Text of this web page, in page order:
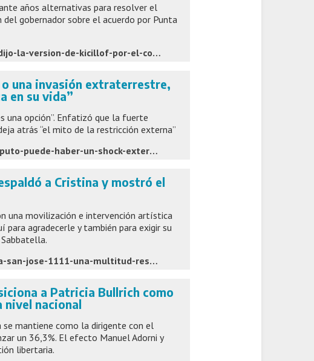
años alternativas para resolver el
gobernador sobre el acuerdo por Punta
https://infocronos.com.ar/nota/56005/abad-contradijo-la-version-de-kicillof-por-el-conflicto-de-punta-mogotes/
o una invasión extraterrestre,
en su vida”
una opción”. Enfatizó que la fuerte
atrás “el mito de la restricción externa”
https://www.infobae.com/economia/2026/06/02/caputo-puede-haber-un-shock-externo-o-una-invasion-extraterrestre-pero-kicillof-no-va-a-ser-presidente-nunca-en-su-vida/
a Cristina y mostró el
una movilización e intervención artística
para agradecerle y también para exigir su
https://www.tiempoar.com.ar/ta_article/de-moron-a-san-jose-1111-una-multitud-respaldo-a-cristina-y-mostro-el-circo-py/
a Patricia Bullrich como
nacional
mantiene como la dirigente con el
un 36,3%. El efecto Manuel Adorni y
libertaria.